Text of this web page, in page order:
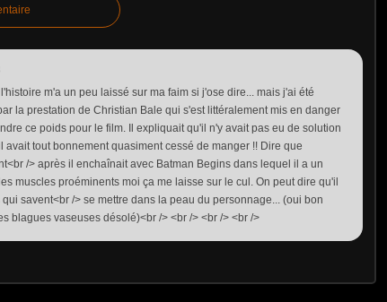
m'a un peu laissé sur ma faim si j'ose dire... mais j'ai été
la prestation de Christian Bale qui s'est littéralement mis en danger
ce poids pour le film. Il expliquait qu'il n'y avait pas eu de solution
avait tout bonnement quasiment cessé de manger !! Dire que
/> après il enchaînait avec Batman Begins dans lequel il a un
muscles proéminents moi ça me laisse sur le cul. On peut dire qu'il
savent<br /> se mettre dans la peau du personnage... (oui bon
blagues vaseuses désolé)<br /> <br /> <br /> <br />